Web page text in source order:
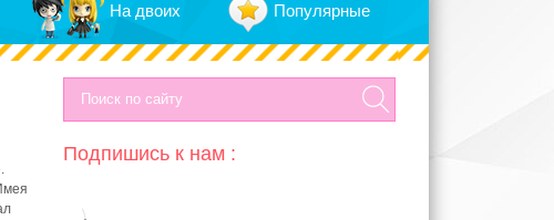
На двоих Популярные
Подпишись к нам :